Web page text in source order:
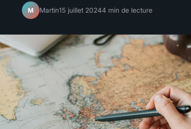
M Martin15 juillet 20244 min de lecture